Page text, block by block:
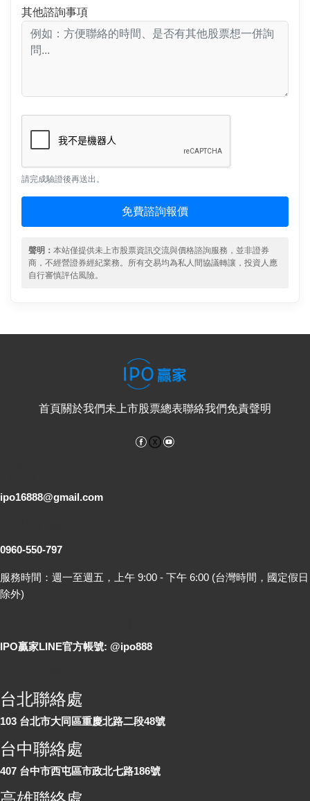
其他諮詢事項
請完成驗證後再送出。
免費諮詢報價
聲明： 本站僅提供未上市股票資訊交流與價格諮詢服務，並非證券
商，不經營證券經紀業務。所有交易均為私人間協議轉讓，投資人應
自行審慎評估風險。
首頁關於我們未上市股票總表聯絡我們免責聲明
Facebook
ipo16888@gmail.com
0960-550-797
服務時間：週一至週五，上午 9:00 - 下午 6:00 (台灣時間，國定假日
除外)
IPO贏家LINE官方帳號: @ipo888
台北聯絡處
103 台北市大同區重慶北路二段48號
台中聯絡處
407 台中市西屯區市政北七路186號